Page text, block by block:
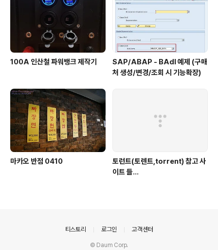
100A 인산철 파워뱅크 제작기
SAP/ABAP - BAdI 예제 (구매
처 생성/변경/조회 시 기능확장)
마카오 반점 0410
토런트(토렌트,torrent) 참고 사
이트 들...
티스토리 로그인 고객센터
© Daum Corp.